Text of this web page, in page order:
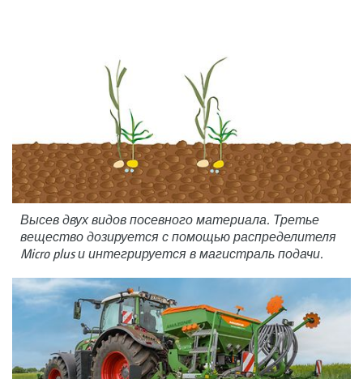
Высев двух видов посевного материала. Третье
вещество дозируется с помощью распределителя
Micro plus и интегрируется в магистраль подачи.